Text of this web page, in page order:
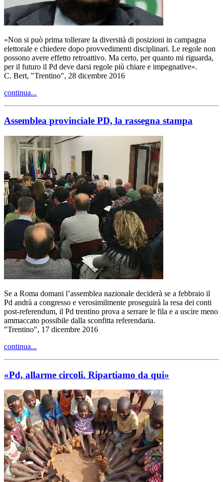
«Non si può prima tollerare la diversità di posizioni in campagna
elettorale e chiedere dopo provvedimenti disciplinari. Le regole non
possono avere effetto retroattivo. Ma certo, per quanto mi riguarda,
per il futuro il Pd deve darsi regole più chiare e impegnative».
C. Bert, "Trentino", 28 dicembre 2016
continua...
Assemblea provinciale PD, la rassegna stampa
Se a Roma domani l’assemblea nazionale deciderà se a febbraio il
Pd andrà a congresso e verosimilmente proseguirà la resa dei conti
post-referendum, il Pd trentino prova a serrare le fila e a uscire meno
ammaccato possibile dalla sconfitta referendaria.
"Trentino", 17 dicembre 2016
continua...
«Pd, allarme circoli. Ripartiamo da qui»